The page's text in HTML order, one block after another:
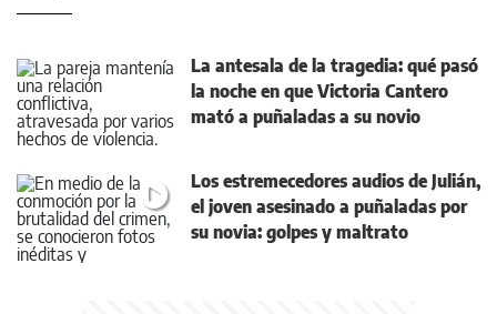
La antesala de la tragedia: qué pasó
la noche en que Victoria Cantero
mató a puñaladas a su novio
Los estremecedores audios de Julián,
el joven asesinado a puñaladas por
su novia: golpes y maltrato